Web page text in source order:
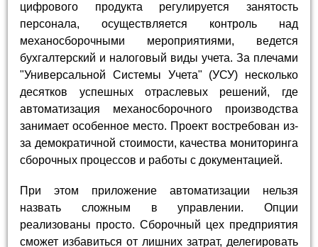
цифрового продукта регулируется занятость
персонала, осуществляется контроль над
механосборочными мероприятиями, ведется
бухгалтерский и налоговый виды учета. За плечами
"Универсальной Системы Учета" (УСУ) несколько
десятков успешных отраслевых решений, где
автоматизация механосборочного производства
занимает особенное место. Проект востребован из-
за демократичной стоимости, качества мониторинга
сборочных процессов и работы с документацией.
При этом приложение автоматизации нельзя
назвать сложным в управлении. Опции
реализованы просто. Сборочный цех предприятия
сможет избавиться от лишних затрат, делегировать